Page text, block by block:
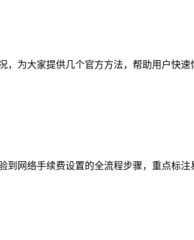
，为大家提供几个官方方法，帮助用户快速
到网络手续费设置的全流程步骤，重点标注